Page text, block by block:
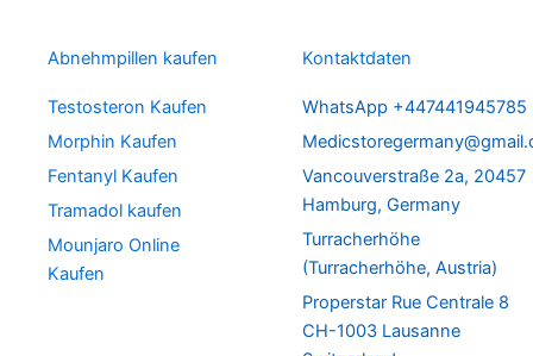
Abnehmpillen kaufen
Testosteron Kaufen
Morphin Kaufen
Fentanyl Kaufen
Tramadol kaufen
Mounjaro Online
Kaufen
Kontaktdaten
WhatsApp +447441945785
Vancouverstraße 2a, 20457
Hamburg, Germany
Turracherhöhe
(Turracherhöhe, Austria)
Properstar Rue Centrale 8
CH-1003 Lausanne